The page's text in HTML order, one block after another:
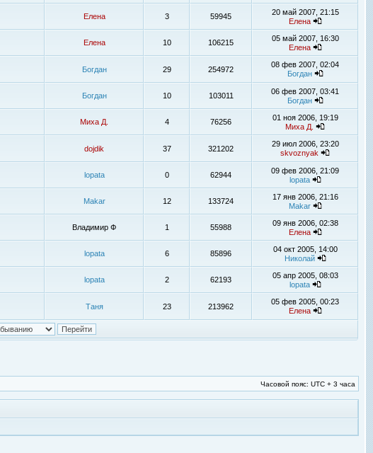
Елена 3 59945
20 май 2007, 21:15
Елена
Елена 10 106215
05 май 2007, 16:30
Елена
Богдан 29 254972
08 фев 2007, 02:04
Богдан
Богдан 10 103011
06 фев 2007, 03:41
Богдан
Миха Д. 4 76256
01 ноя 2006, 19:19
Миха Д.
dojdik 37 321202
29 июл 2006, 23:20
skvoznyak
lopata 0 62944
09 фев 2006, 21:09
lopata
Makar 12 133724
17 янв 2006, 21:16
Makar
Владимир Ф 1 55988
09 янв 2006, 02:38
Елена
lopata 6 85896
04 окт 2005, 14:00
Николай
lopata 2 62193
05 апр 2005, 08:03
lopata
Таня 23 213962
05 фев 2005, 00:23
Елена
Часовой пояс: UTC + 3 часа